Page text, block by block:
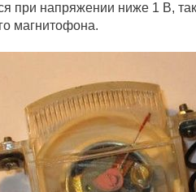
при напряжении ниже 1 В,
магнитофона.